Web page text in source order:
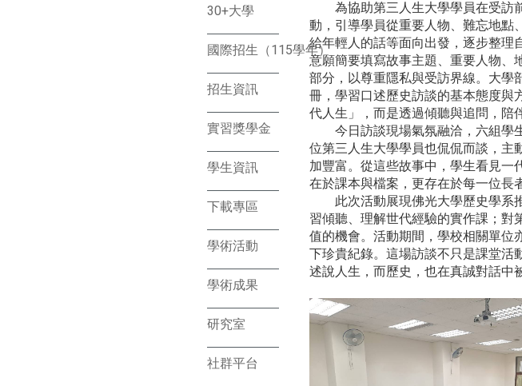
30+大學
國際招生（115學年）
招生資訊
實習獎學金
學生資訊
下載專區
學術活動
學術成果
研究室
社群平台
為協助第三人生大學學員在受訪前
動，引導學員從重要人物、難忘地點
給年輕人的話等面向出發，逐步整理
意願簡要填寫故事主題、重要人物、
部分，以尊重隱私與受訪界線。大學
冊，學習口述歷史訪談的基本態度與
代人生」，而是透過傾聽與追問，陪
今日訪談現場氣氛融洽，六組學生
位第三人生大學學員也侃侃而談，主
加豐富。從這些故事中，學生看見一
在於課本與檔案，更存在於每一位長
此次活動展現佛光大學歷史學系推
習傾聽、理解世代經驗的實作課；對
值的機會。活動期間，學校相關單位
下珍貴紀錄。這場訪談不只是課堂活
述說人生，而歷史，也在真誠對話中